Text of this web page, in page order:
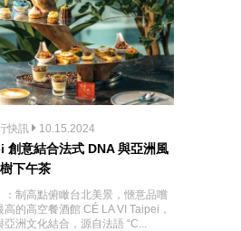
快訊 10.15.2024
創意結合法式 DNA 與亞洲風
下午茶
：制高點俯瞰台北美景，愜意品嚐
的高空餐酒館 CÉ LA VI Taipei，
洲文化結合，源自法語 “C...